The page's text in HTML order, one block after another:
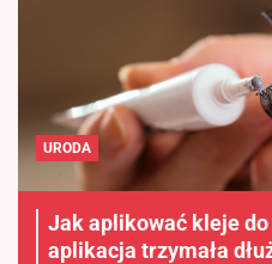
URODA
Jak aplikować kleje
aplikacja trzymała